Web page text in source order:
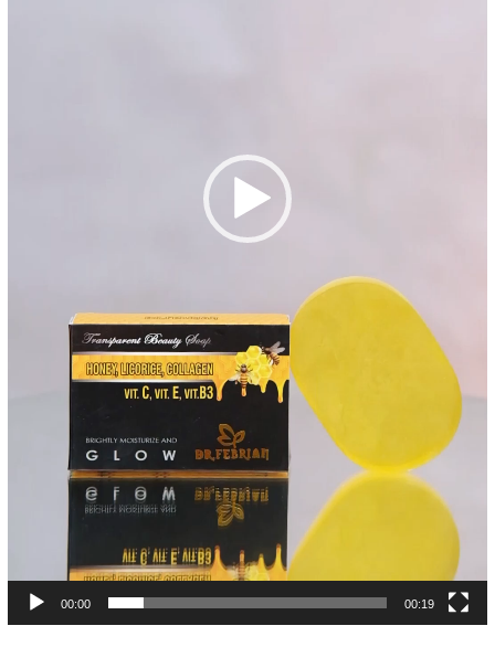
00:00 00:19